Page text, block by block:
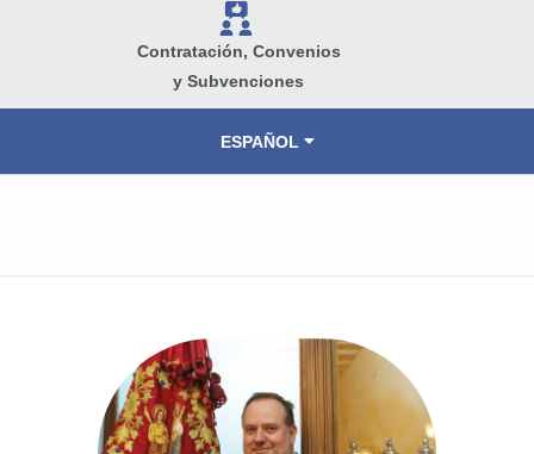
V
Contratación, Convenios
y Subvenciones
ESPAÑOL
VALENCIÀ